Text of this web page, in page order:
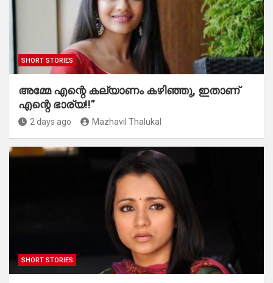
SHORT STORIES
അമ്മേ എന്റെ കല്യാണം കഴിഞ്ഞു, ഇതാണ്
എന്റെ ഭാര്യ!!”
2 days ago Mazhavil Thalukal
SHORT STORIES